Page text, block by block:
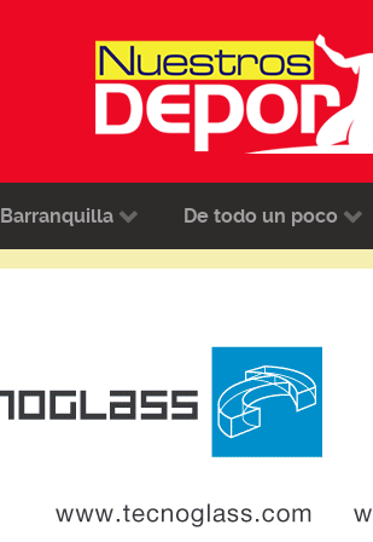
Barranquilla De todo un poco